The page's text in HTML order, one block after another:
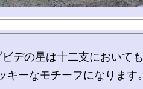
ビデの星は十二支において
キーなモチーフになります